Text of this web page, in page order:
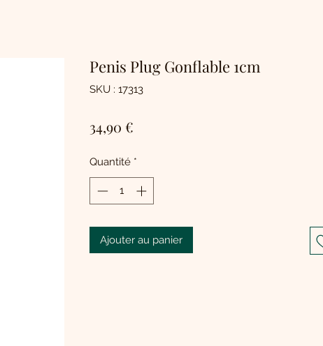
Penis Plug Gonflable 1cm
SKU : 17313
34,90 €
Quantité *
Ajouter au panier